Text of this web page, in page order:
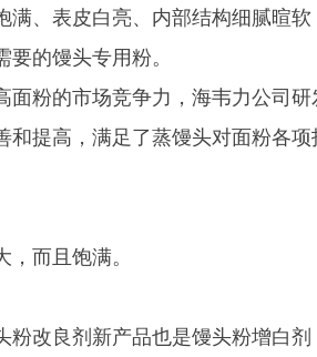
表皮白亮、内部结构细腻暄软
的馒头专用粉。
的市场竞争力，海韦力公司研
提高，满足了蒸馒头对面粉各项
而且饱满。
良剂新产品也是馒头粉增白剂